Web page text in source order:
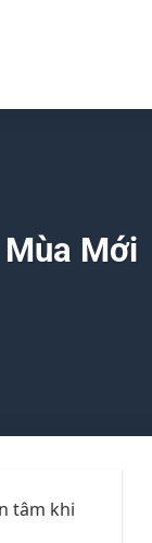
Mới
tâm khi